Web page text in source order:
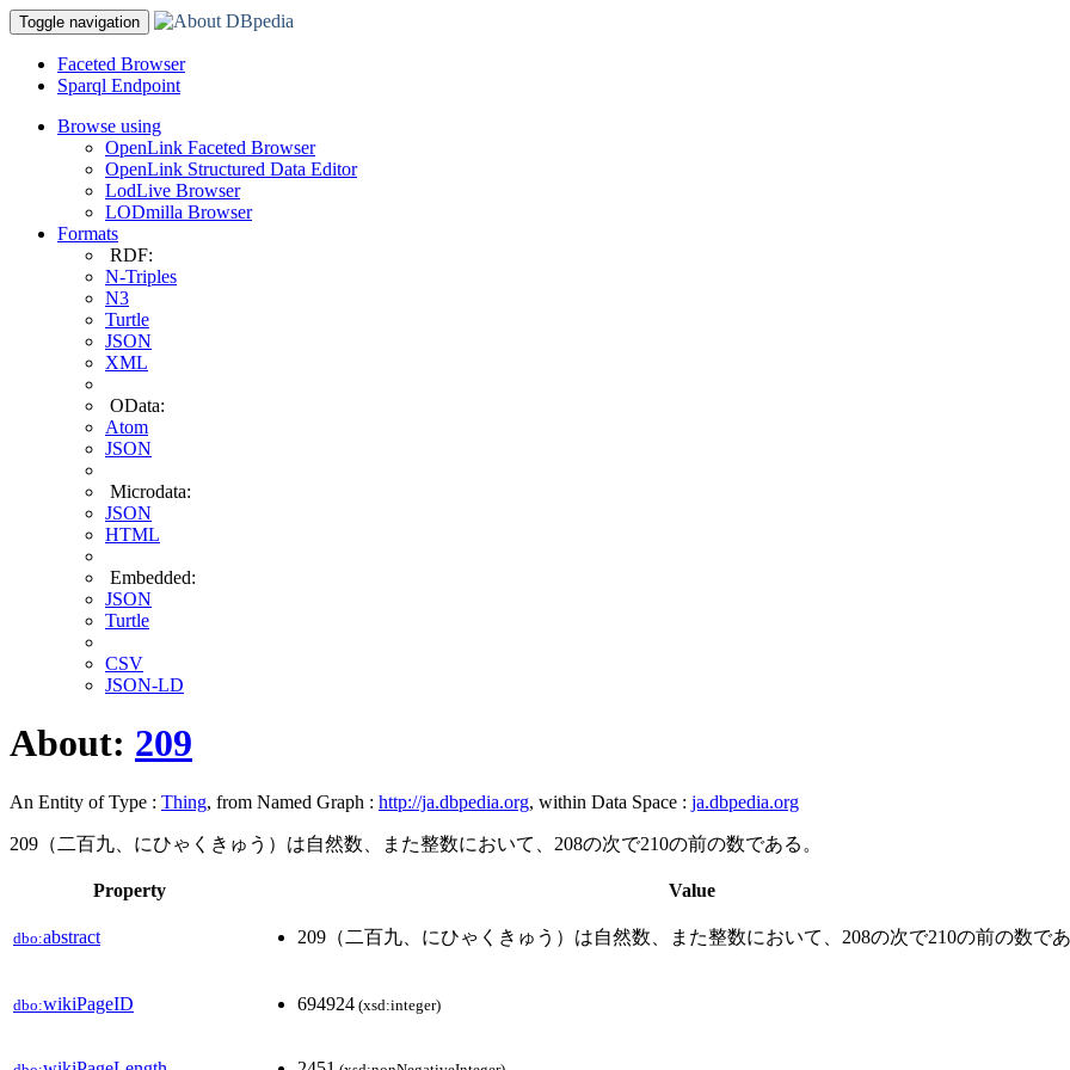
Toggle navigation
Faceted Browser
Sparql Endpoint
Browse using
OpenLink Faceted Browser
OpenLink Structured Data Editor
LodLive Browser
LODmilla Browser
Formats
RDF:
N-Triples
N3
Turtle
JSON
XML
OData:
Atom
JSON
Microdata:
JSON
HTML
Embedded:
JSON
Turtle
CSV
JSON-LD
About: 209
An Entity of Type : Thing, from Named Graph : http://ja.dbpedia.org, within Data Space : ja.dbpedia.org
209（二百九、にひゃくきゅう）は自然数、また整数において、208の次で210の前の数である。
Property Value
dbo:abstract 209（二百九、にひゃくきゅう）は自然数、また整数において、208の次で210の前の数であ
dbo:wikiPageID 694924 (xsd:integer)